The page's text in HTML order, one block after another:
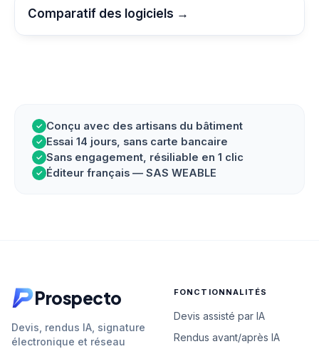
Comparatif des logiciels →
✓ Conçu avec des artisans du bâtiment
✓ Essai 14 jours, sans carte bancaire
✓ Sans engagement, résiliable en 1 clic
✓ Éditeur français — SAS WEABLE
Prospecto
Devis, rendus IA, signature
électronique et réseau
FONCTIONNALITÉS
Devis assisté par IA
Rendus avant/après IA